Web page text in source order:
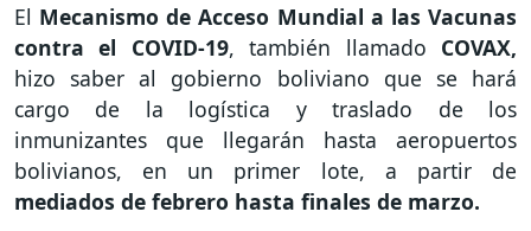
El Mecanismo de Acceso Mundial a las Vacunas
contra el COVID-19, también llamado COVAX,
hizo saber al gobierno boliviano que se hará
cargo de la logística y traslado de los
inmunizantes que llegarán hasta aeropuertos
bolivianos, en un primer lote, a partir de
mediados de febrero hasta finales de marzo.